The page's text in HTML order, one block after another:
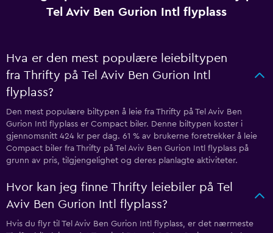
Tel Aviv Ben Gurion Intl flyplass
Hva er den mest populære leiebiltypen
fra Thrifty på Tel Aviv Ben Gurion Intl
flyplass?
Den mest populære biltypen å leie fra Thrifty på Tel Aviv Ben
Gurion Intl flyplass er Compact biler. Denne biltypen koster i
gjennomsnitt 424 kr per dag. 61 % av brukerne foretrekker å leie
Compact biler fra Thrifty på Tel Aviv Ben Gurion Intl flyplass på
grunn av pris, tilgjengelighet og deres planlagte aktiviteter.
Hvor kan jeg finne Thrifty leiebiler på Tel
Aviv Ben Gurion Intl flyplass?
Hvis du flyr til Tel Aviv Ben Gurion Intl flyplass, er det nærmeste